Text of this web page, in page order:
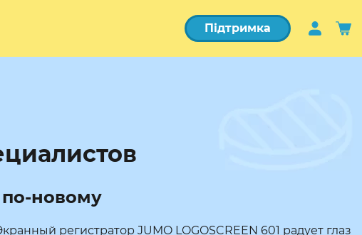
Підтримка
по-новому
регистратор JUMO LOGOSCREEN 601 радует глаз